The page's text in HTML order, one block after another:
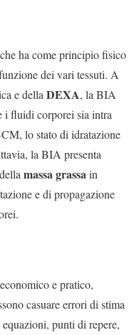
ha come principio fisico
dei vari tessuti. A
e dellaDEXA, la BIA
i fluidi corporei sia intra
lo stato di idratazione
la BIA presenta
massa grassain
e di propagazione
e pratico,
casuare errori di stima
punti di repere,